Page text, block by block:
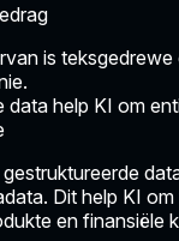
is teksgedrewe
data help KI om
Dit help KI
en finansiële